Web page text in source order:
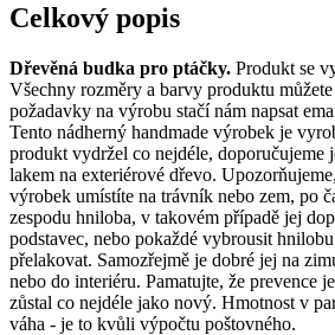
Celkový popis
Dřevěná budka pro ptáčky. Produkt se
Všechny rozměry a barvy produktu
požadavky na výrobu stačí nám napsat
Tento nádherný handmade výrobek je
produkt vydržel co nejdéle, doporučujeme
lakem na exteriérové ​​dřevo.
výrobek umístíte na trávník nebo zem, po
zespodu hniloba, v takovém případě jej
podstavec, nebo pokaždé vybrousit
přelakovat. Samozřejmě je dobré jej na
nebo do interiéru. Pamatujte, že prevence
zůstal co nejdéle jako nový. Hmotnost v
váha - je to kvůli výpočtu poštovného.